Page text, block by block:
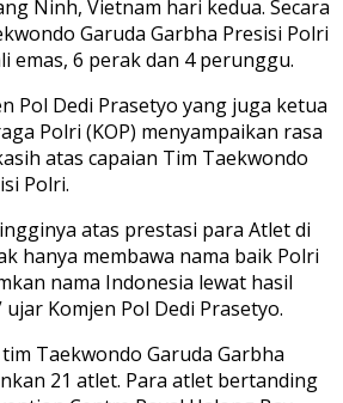
Ninh, Vietnam hari kedua. Secara
Garuda Garbha Presisi Polri
emas, 6 perak dan 4 perunggu.
Pol Dedi Prasetyo yang juga ketua
Polri (KOP) menyampaikan rasa
atas capaian Tim Taekwondo
Polri.
atas prestasi para Atlet di
hanya membawa nama baik Polri
nama Indonesia lewat hasil
Komjen Pol Dedi Prasetyo.
Taekwondo Garuda Garbha
21 atlet. Para atlet bertanding